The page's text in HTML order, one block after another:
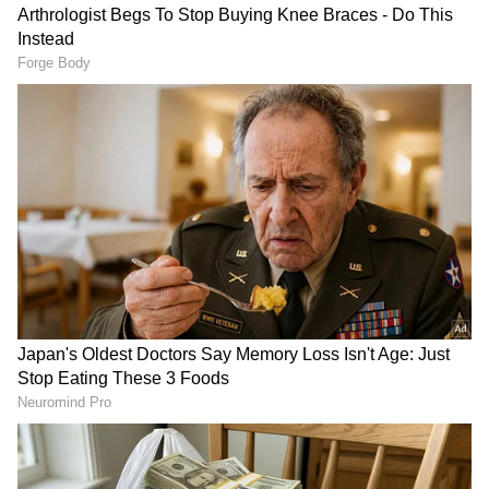
ಆಯುಷ್ಮಾನ್ ಭಾರತ್ ಯೋಜನೆ ಬಗ್ಗೆ ಮೋದಿಯವರು
ಮಾತನಾಡುತ್ತಾರೆ. ನೈಜವಾಗಿ ಇದು ಆರೋಗ್ಯ ಕರ್ನಾಟಕ
ಯೋಜನೆ. ಅದನ್ನೇ ಅವರು ಆಯುಷ್ಮಾನ್ ಭಾರತ್ ಎಂದು
ನಾಮಕರಣ ಮಾಡಿಕೊಂಡ್ರು.‌ ವಾಸ್ತವವಾಗಿ ನೋಡಿದರೆ
ಆಯುಷ್ಮಾನ್ ಭಾರತ್ ಯೋಜನೆಗೆ ಶೇ 70 ರಷ್ಟು ಹಣ
ಕೊಡುತ್ತಿರುವುದು ಕರ್ನಾಟಕ ಸರ್ಕಾರ. ಕೇಂದ್ರದಿಂದ
ಬರುತ್ತಿರುವುದು ಕೇವಲ 30 ರಷ್ಟು ಮಾತ್ರ. ಇಲ್ಲಿಯ ವರೆಗೆ
ಆಯುಷ್ಮಾನ್ ಭಾರತ್ ಯೋಜನೆಯಡಿ 1920 ಕೋಟಿ ಮಾತ್ರ
ಕೇಂದ್ರದಿಂದ ಬಂದಿದೆ. ಆದರೆ 4790 ಕೋಟಿ ಹಣವನ್ನ ರಾಜ್ಯ
ಸರ್ಕಾರವೇ ಭರಿಸಿದೆ. ಶೇ 70 ರಷ್ಟು ಹಣವನ್ನ ನಾವೇ
ಕೊಡುತ್ತಿರುವಾಗಿ ಕರ್ನಾಟಕಕ್ಕೆ ಮೋದಿಯವರ ಕೊಡುಗೆ ಏನು
ಎಂದು ಆರೋಗ್ಯ ಸಚಿವರೂ ಆಗಿರುವ ದಿನೇಶ್ ಗುಂಡೂರಾವ್
ಪ್ರಶ್ನಿಸಿದರು.
ಆ್ಯಪ್ ಡೌನ್‌ಲೋಡ್ ಮಾಡಿ ಹಾಗು ಎಲ್ಲಾ ಅಪ್‌ಡೇಟ್
ಗಳನ್ನು ಪಡೆಯಿರಿ.
RECOMMENDED STORIES